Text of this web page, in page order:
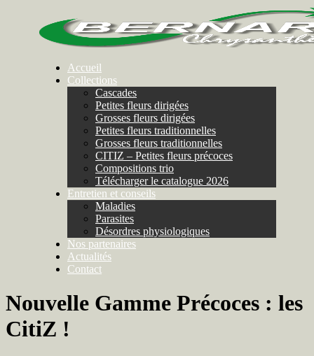
Accueil
Collections
Cascades
Petites fleurs dirigées
Grosses fleurs dirigées
Petites fleurs traditionnelles
Grosses fleurs traditionnelles
CITIZ – Petites fleurs précoces
Compositions trio
Télécharger le catalogue 2026
Entretien et conseils
Maladies
Parasites
Désordres physiologiques
Nos partenaires
Actualités
Contact
Nouvelle Gamme Précoces : les
CitiZ !